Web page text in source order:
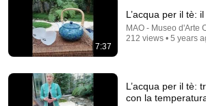
Grazia Letizia Veronese
Verità Nascoste dei Famosi • 25K views
New
Auto-dubbed
7:37
L’acqua per il tè:
MAO - Museo d'Arte
212 views • 5 years
L’acqua per il tè:
con la